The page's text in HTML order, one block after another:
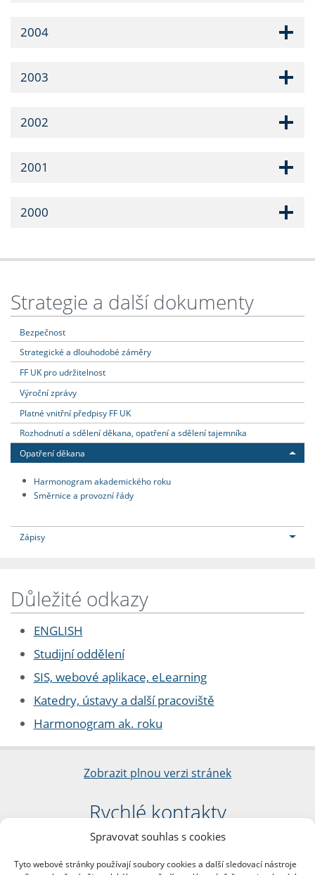
Spravovat souhlas s cookies
Tyto webové stránky používají soubory cookies a další sledovací nástroje
2004
2003
2002
2001
2000
Strategie a další dokumenty
Bezpečnost
Strategické a dlouhodobé záměry
FF UK pro udržitelnost
Výroční zprávy
Platné vnitřní předpisy FF UK
Rozhodnutí a sdělení děkana, opatření a sdělení tajemníka
Opatření děkana
Harmonogram akademického roku
Směrnice a provozní řády
Zápisy
Důležité odkazy
ENGLISH
Studijní oddělení
SIS, webové aplikace, eLearning
Katedry, ústavy a další pracoviště
Harmonogram ak. roku
Zobrazit plnou verzi stránek
Rychlé kontakty
Filozofická fakulta
nám. Jana Palacha 1/2